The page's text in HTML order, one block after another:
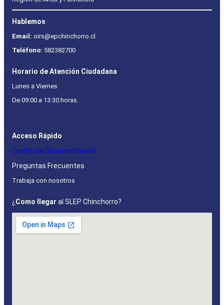
Hablemos
Email: oirs@epchinchorro.cl
Teléfono: 582382700
Horario de Atención Ciudadana
Lunes a Viernes
De 09:00 a 13:30 horas.
Acceso Rápido
Centro de Documentación
Preguntas Frecuentes
Trabaja con nosotros
¿ Como llegar al SLEP Chinchorro?